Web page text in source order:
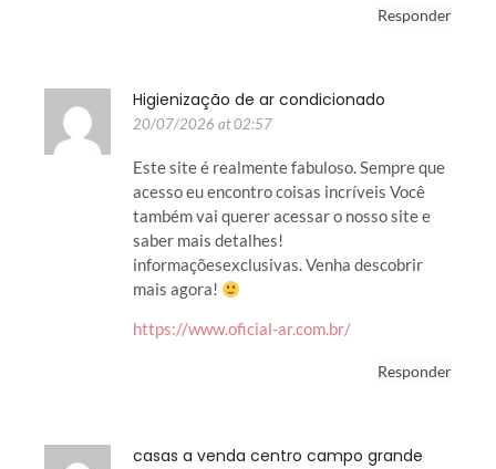
Responder
Higienização de ar condicionado
20/07/2026 at 02:57
Este site é realmente fabuloso. Sempre que
acesso eu encontro coisas incríveis Você
também vai querer acessar o nosso site e
saber mais detalhes!
informaçõesexclusivas. Venha descobrir
mais agora!
https://www.oficial-ar.com.br/
Responder
casas a venda centro campo grande